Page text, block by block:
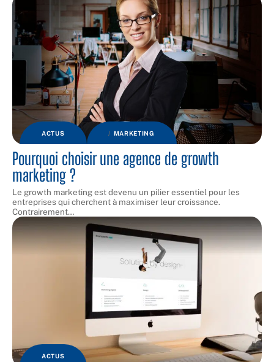
ACTUS MARKETING
Pourquoi choisir une agence de growth
marketing ?
Le growth marketing est devenu un pilier essentiel pour les
entreprises qui cherchent à maximiser leur croissance.
Contrairement…
ACTUS